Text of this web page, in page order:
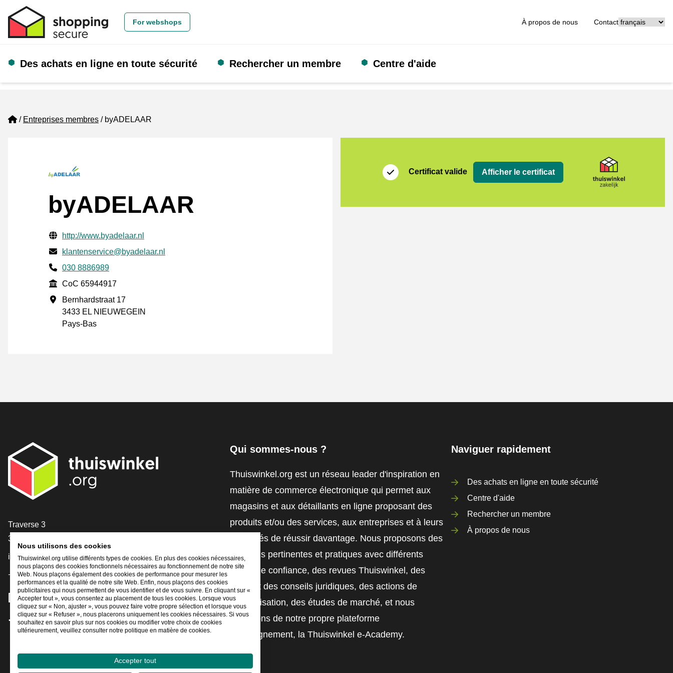
For webshops À propos de nous Contact
Des achats en ligne en toute sécurité Rechercher un membre Centre d'aide
Home
Entreprises membres byADELAAR
byADELAAR
Informations de contact vérifiées
Website URL
http://www.byadelaar.nl
E-mail
klantenservice@byadelaar.nl
Phone number
030 8886989
CoC
CoC 65944917
Adresse professionnelle
Bernhardstraat 17
3433 EL NIEUWEGEIN
Pays-Bas
Certificat valide Afficher le certificat
[_General:Contact]
Traverse 3
3905 NL Veenendaal
info@thuiswinkel.org
+31 (0)318 64 85 75
[_General:SocialMediaTitle]
Facebook
X LinkedIn
Instagram
YouTube
Qui sommes-nous ?
Thuiswinkel.org est un réseau leader d'inspiration en
matière de commerce électronique qui permet aux
magasins et aux détaillants en ligne proposant des
produits et/ou des services, aux entreprises et à leurs
employés de réussir davantage. Nous proposons des
solutions pertinentes et pratiques avec différents
labels de confiance, des revues Thuiswinkel, des
outils et des conseils juridiques, des actions de
sensibilisation, des études de marché, et nous
disposons de notre propre plateforme
d'enseignement, la Thuiswinkel e-Academy.
Naviguer rapidement
Des achats en ligne en toute sécurité
Centre d'aide
Rechercher un membre
À propos de nous
Nous utilisons des cookies
Thuiswinkel.org utilise différents types de cookies. En plus des cookies nécessaires,
nous plaçons des cookies fonctionnels nécessaires au fonctionnement de notre site
Web. Nous plaçons également des cookies de performance pour mesurer les
performances et la qualité de notre site Web. Enfin, nous plaçons des cookies
publicitaires qui nous permettent de vous identifier et de vous suivre. En cliquant sur «
Accepter tout », vous consentez au placement de tous les cookies. Lorsque vous
cliquez sur « Non, ajuster », vous pouvez faire votre propre sélection et lorsque vous
cliquez sur « Refuser », nous placerons uniquement les cookies nécessaires. Si vous
souhaitez en savoir plus sur nos cookies ou modifier votre choix de cookies
ultérieurement, veuillez consulter notre politique en matière de cookies.
Accepter tout